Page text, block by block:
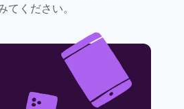
てください。